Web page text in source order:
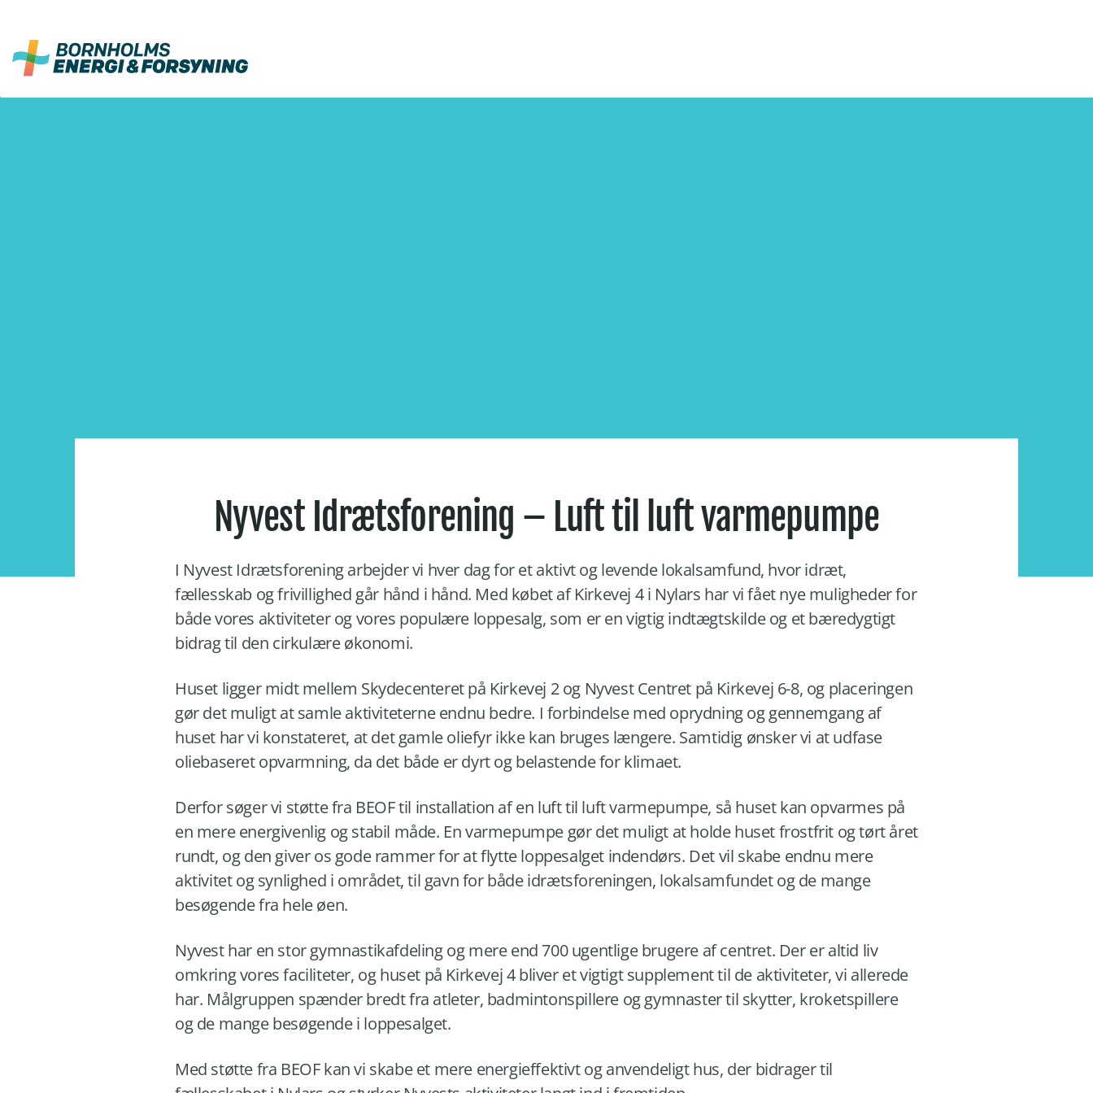
indhold
Nyvest Idrætsforening – Luft til luft varmepumpe
I Nyvest Idrætsforening arbejder vi hver dag for et aktivt og levende lokalsamfund, hvor idræt,
fællesskab og frivillighed går hånd i hånd. Med købet af Kirkevej 4 i Nylars har vi fået nye muligheder for
både vores aktiviteter og vores populære loppesalg, som er en vigtig indtægtskilde og et bæredygtigt
bidrag til den cirkulære økonomi.
Huset ligger midt mellem Skydecenteret på Kirkevej 2 og Nyvest Centret på Kirkevej 6-8, og placeringen
gør det muligt at samle aktiviteterne endnu bedre. I forbindelse med oprydning og gennemgang af
huset har vi konstateret, at det gamle oliefyr ikke kan bruges længere. Samtidig ønsker vi at udfase
oliebaseret opvarmning, da det både er dyrt og belastende for klimaet.
Derfor søger vi støtte fra BEOF til installation af en luft til luft varmepumpe, så huset kan opvarmes på
en mere energivenlig og stabil måde. En varmepumpe gør det muligt at holde huset frostfrit og tørt året
rundt, og den giver os gode rammer for at flytte loppesalget indendørs. Det vil skabe endnu mere
aktivitet og synlighed i området, til gavn for både idrætsforeningen, lokalsamfundet og de mange
besøgende fra hele øen.
Nyvest har en stor gymnastikafdeling og mere end 700 ugentlige brugere af centret. Der er altid liv
omkring vores faciliteter, og huset på Kirkevej 4 bliver et vigtigt supplement til de aktiviteter, vi allerede
har. Målgruppen spænder bredt fra atleter, badmintonspillere og gymnaster til skytter, kroketspillere
og de mange besøgende i loppesalget.
Med støtte fra BEOF kan vi skabe et mere energieffektivt og anvendeligt hus, der bidrager til